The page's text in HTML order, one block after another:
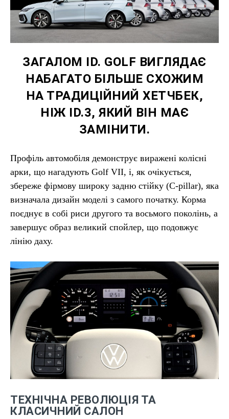
ЗАГАЛОМ ID. GOLF ВИГЛЯДАЄ
НАБАГАТО БІЛЬШЕ СХОЖИМ
НА ТРАДИЦІЙНИЙ ХЕТЧБЕК,
НІЖ ID.3, ЯКИЙ ВІН МАЄ
ЗАМІНИТИ.
Профіль автомобіля демонструє виражені колісні
арки, що нагадують Golf VII, і, як очікується,
збереже фірмову широку задню стійку (C-pillar), яка
визначала дизайн моделі з самого початку. Корма
поєднує в собі риси другого та восьмого поколінь, а
завершує образ великий спойлер, що подовжує
лінію даху.
ТЕХНІЧНА РЕВОЛЮЦІЯ ТА
КЛАСИЧНИЙ САЛОН